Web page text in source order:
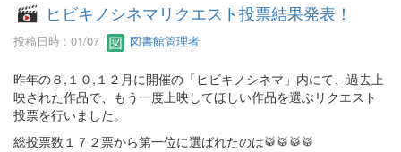
ヒビキノシネマリクエスト投票結果発表！
投稿日時 : 01/07 図書館管理者
昨年の８,１０,１２月に開催の「ヒビキノシネマ」内にて、過去上
映された作品で、もう一度上映してほしい作品を選ぶリクエスト
投票を行いました。
総投票数１７２票から第一位に選ばれたのは🥁🥁🥁🥁